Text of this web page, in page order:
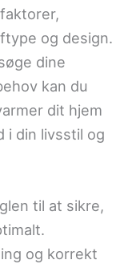
og design.
dine
kan du
dit hjem
i din livsstil og
til at sikre,
og korrekt